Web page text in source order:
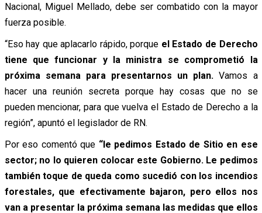
Nacional, Miguel Mellado, debe ser combatido con la mayor
fuerza posible.
“Eso hay que aplacarlo rápido, porque el Estado de Derecho
tiene que funcionar y la ministra se comprometió la
próxima semana para presentarnos un plan. Vamos a
hacer una reunión secreta porque hay cosas que no se
pueden mencionar, para que vuelva el Estado de Derecho a la
región”, apuntó el legislador de RN.
Por eso comentó que “le pedimos Estado de Sitio en ese
sector; no lo quieren colocar este Gobierno. Le pedimos
también toque de queda como sucedió con los incendios
forestales, que efectivamente bajaron, pero ellos nos
van a presentar la próxima semana las medidas que ellos